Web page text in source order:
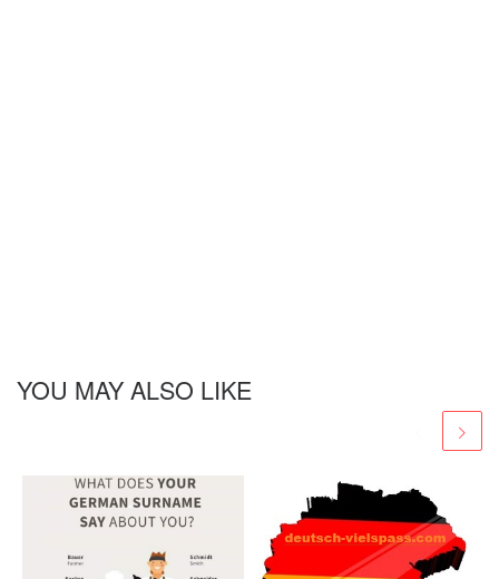
YOU MAY ALSO LIKE